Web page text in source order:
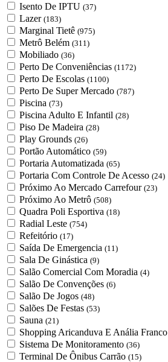
Isento De IPTU (37)
Lazer (183)
Marginal Tietê (975)
Metrô Belém (311)
Mobiliado (36)
Perto De Conveniências (1172)
Perto De Escolas (1100)
Perto De Super Mercado (787)
Piscina (73)
Piscina Adulto E Infantil (28)
Piso De Madeira (28)
Play Grounds (26)
Portão Automático (59)
Portaria Automatizada (65)
Portaria Com Controle De Acesso (24)
Próximo Ao Mercado Carrefour (23)
Próximo Ao Metrô (508)
Quadra Poli Esportiva (18)
Radial Leste (754)
Refeitório (17)
Saída De Emergencia (11)
Sala De Ginástica (9)
Salão Comercial Com Moradia (4)
Salão De Convenções (6)
Salão De Jogos (48)
Salões De Festas (53)
Sauna (21)
Shopping Aricanduva E Anália Franco
Sistema De Monitoramento (36)
Terminal De Ônibus Carrão (15)